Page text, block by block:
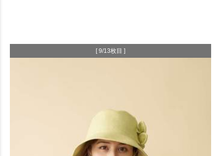
[ 9/13枚目 ]